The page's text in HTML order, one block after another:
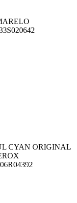
CYAN ORIGINAL